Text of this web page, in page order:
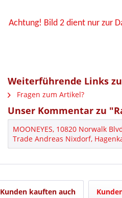
Achtung! Bild 2 dient nur zur
Weiterführende Links
Fragen zum Artikel?
Unser Kommentar zu
MOONEYES, 10820 Norwalk
Trade Andreas Nixdorf,
Kunden kauften auch